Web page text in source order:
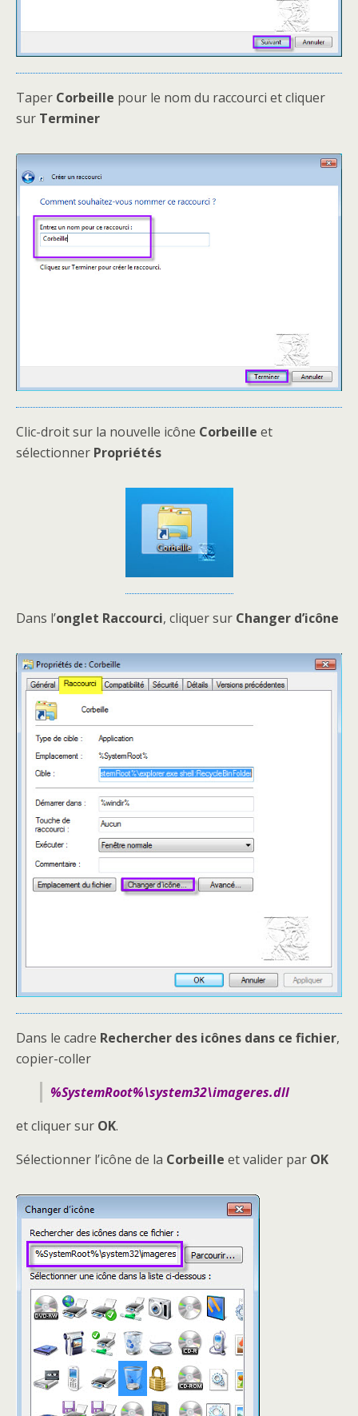
Taper Corbeille pour le nom du raccourci et cliquer
sur Terminer
Clic-droit sur la nouvelle icône Corbeille et
sélectionner Propriétés
Dans l’onglet Raccourci, cliquer sur Changer d’icône
Dans le cadre Rechercher des icônes dans ce fichier,
copier-coller
%SystemRoot%\system32\imageres.dll
et cliquer sur OK.
Sélectionner l’icône de la Corbeille et valider par OK